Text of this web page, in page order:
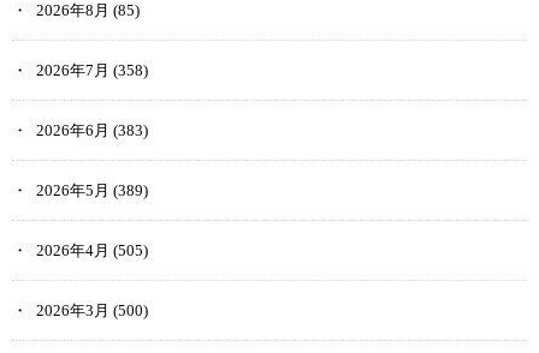
2026年8月 (85)
2026年7月 (358)
2026年6月 (383)
2026年5月 (389)
2026年4月 (505)
2026年3月 (500)